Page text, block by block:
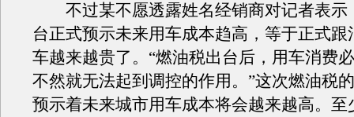
不过某不愿透露姓名经销商对记者表示
台正式预示未来用车成本趋高，等于正式跟
车越来越贵了。“燃油税出台后，用车消费
不然就无法起到调控的作用。”这次燃油税
预示着未来城市用车成本将会越来越高。至